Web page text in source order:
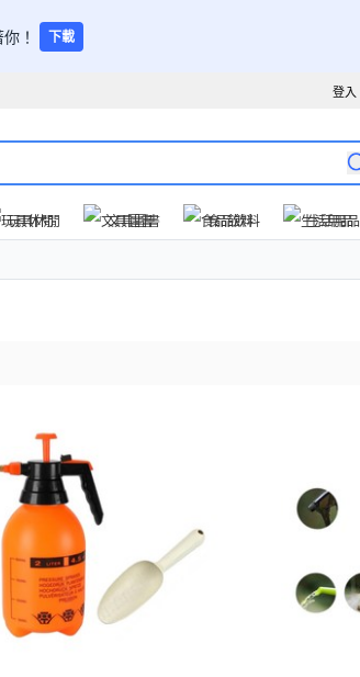
！ 下載
登入
玩具休閒 文具圖書 食品飲料 生活用品